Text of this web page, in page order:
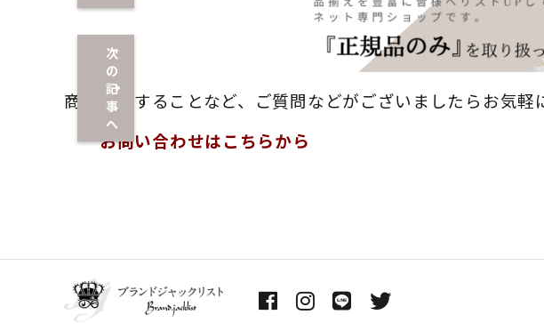
商品に関することなど、ご質問などがございましたらお気軽
お問い合わせはこちらから
次
の
記
事
へ